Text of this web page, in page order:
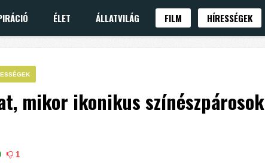
ÉLET ÁLLATVILÁG FILM HÍRESSÉGEK
mikor ikonikus színészpárosok
1